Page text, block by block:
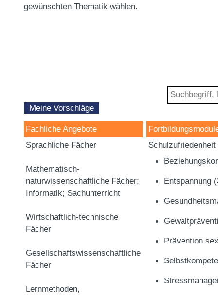
gewünschten Thematik wählen.
Meine Vorschläge
Fachliche Angebote
Sprachliche Fächer
Mathematisch-
naturwissenschaftliche Fächer;
Informatik; Sachunterricht
Wirtschaftlich-technische
Fächer
Gesellschaftswissenschaftliche
Fächer
Lernmethoden,
Schulzufriedenheit
Entspannung
Prävention